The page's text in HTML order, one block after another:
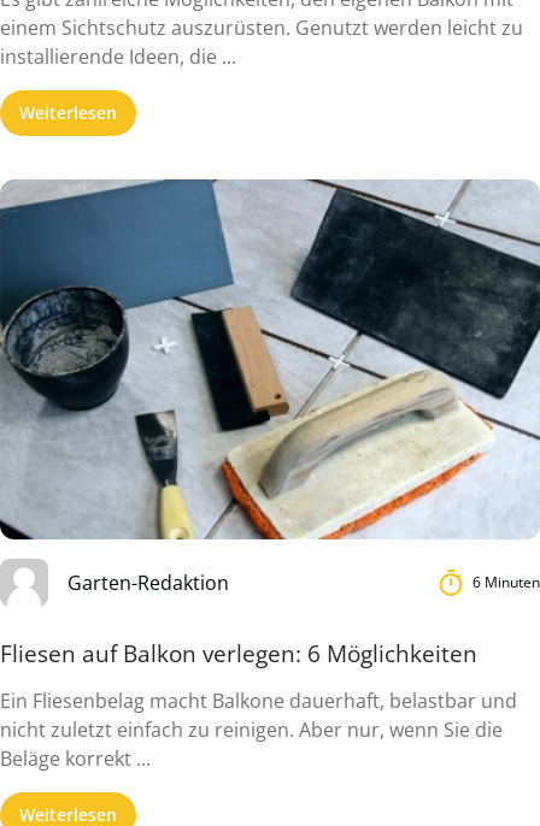
einem Sichtschutz auszurüsten. Genutzt werden leicht zu
installierende Ideen, die ...
Weiterlesen
Garten-Redaktion 6 Minuten
Fliesen auf Balkon verlegen: 6 Möglichkeiten
Ein Fliesenbelag macht Balkone dauerhaft, belastbar und
nicht zuletzt einfach zu reinigen. Aber nur, wenn Sie die
Beläge korrekt ...
Weiterlesen